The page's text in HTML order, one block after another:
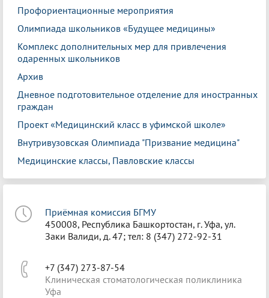
Профориентационные мероприятия
Олимпиада школьников «Будущее медицины»
Комплекс дополнительных мер для привлечения
одаренных школьников
Архив
Дневное подготовительное отделение для иностранных
граждан
Проект «Медицинский класс в уфимской школе»
Внутривузовская Олимпиада "Призвание медицина"
Медицинские классы, Павловские классы
Приёмная комиссия БГМУ
450008, Республика Башкортостан, г. Уфа, ул.
Заки Валиди, д. 47; тел: 8 (347) 272-92-31
+7 (347) 273-87-54
Клиническая стоматологическая поликлиника
Уфа